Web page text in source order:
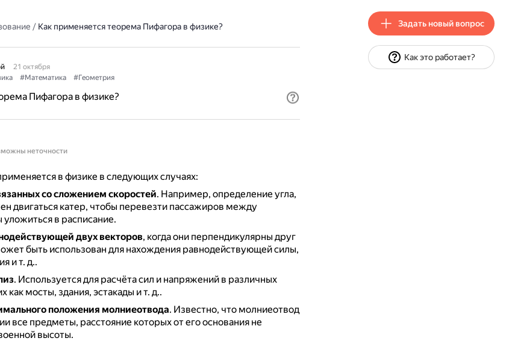
/ Как применяется теорема Пифагора в физике?
21 октября
#Математика #Геометрия
Пифагора в физике?
неточности
в физике в следующих случаях:
со сложением скоростей. Например, определение угла,
двигаться катер, чтобы перевезти пассажиров между
в расписание.
двух векторов, когда они перпендикулярны друг
быть использован для нахождения равнодействующей силы,
и т. д..
. Используется для расчёта сил и напряжений в различных
как мосты, здания, эстакады и т. д..
положения молниеотвода. Известно, что молниеотвод
все предметы, расстояние которых от его основания не
высоты.
Задать новый вопрос
Как это работает?